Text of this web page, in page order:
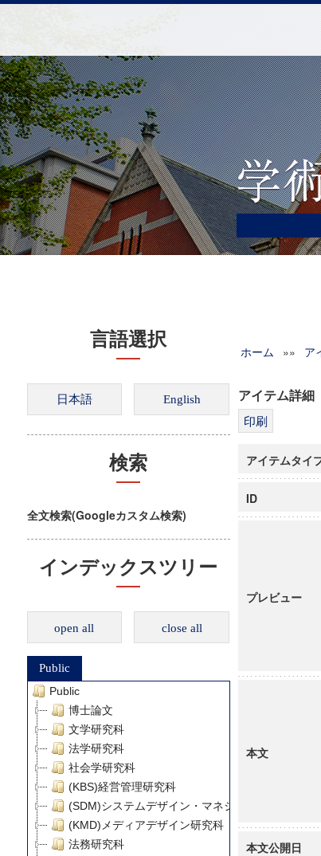
言語選択
検索
全文検索(Googleカスタム検索)
インデックスツリー
open all close all
Public
Public
博士論文
文学研究科
法学研究科
社会学研究科
(KBS)経営管理研究科
(SDM)システムデザイン・マネジメント研究科
(KMD)メディアデザイン研究科
法務研究科
ホーム »» ア
アイテム詳細
アイテムタイ
ID
プレビュー
本文
本文公開日